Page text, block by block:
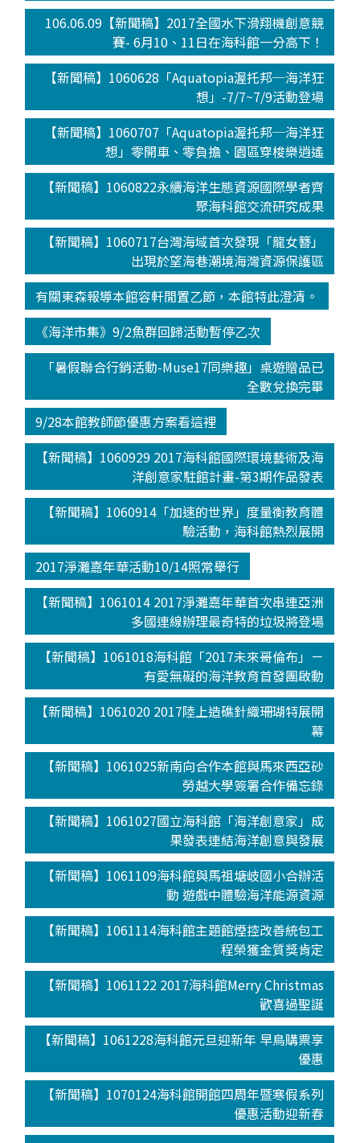
106.06.09【新聞稿】2017全國水下滑翔機創意競
賽- 6月10、11日在海科館一分高下！
【新聞稿】1060628「Aquatopia渥托邦─海洋狂
想」-7/7~7/9活動登場
【新聞稿】1060707「Aquatopia渥托邦─海洋狂
想」零開車、零負擔、園區穿梭樂逍遙
【新聞稿】1060822永續海洋生態資源國際學者齊
聚海科館交流研究成果
【新聞稿】1060717台灣海域首次發現「龍女簪」
出現於望海巷潮境海灣資源保護區
有關東森報導本館容軒閒置乙節，本館特此澄清。
《海洋市集》9/2魚群回歸活動暫停乙次
「暑假聯合行銷活動-Muse17同樂趣」桌遊贈品已
全數兌換完畢
9/28本館教師節優惠方案看這裡
【新聞稿】1060929 2017海科館國際環境藝術及海
洋創意家駐館計畫-第3期作品發表
【新聞稿】1060914「加速的世界」度量衡教育體
驗活動，海科館熱烈展開
2017淨灘嘉年華活動10/14照常舉行
【新聞稿】1061014 2017淨灘嘉年華首次串連亞洲
多國連線辦理最奇特的垃圾將登場
【新聞稿】1061018海科館「2017未來哥倫布」－
有愛無礙的海洋教育首發團啟動
【新聞稿】1061020 2017陸上造礁針織珊瑚特展開
幕
【新聞稿】1061025新南向合作本館與馬來西亞砂
勞越大學簽署合作備忘錄
【新聞稿】1061027國立海科館「海洋創意家」成
果發表連結海洋創意與發展
【新聞稿】1061109海科館與馬祖塘岐國小合辦活
動 遊戲中體驗海洋能源資源
【新聞稿】1061114海科館主題館煙控改善統包工
程榮獲金質獎肯定
【新聞稿】1061122 2017海科館Merry Christmas
歡喜過聖誕
【新聞稿】1061228海科館元旦迎新年 早鳥購票享
優惠
【新聞稿】1070124海科館開館四周年暨寒假系列
優惠活動迎新春